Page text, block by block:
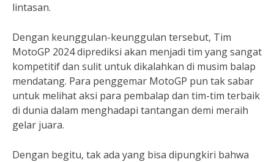
lintasan.
Dengan keunggulan-keunggulan tersebut, Tim
MotoGP 2024 diprediksi akan menjadi tim yang sangat
kompetitif dan sulit untuk dikalahkan di musim balap
mendatang. Para penggemar MotoGP pun tak sabar
untuk melihat aksi para pembalap dan tim-tim terbaik
di dunia dalam menghadapi tantangan demi meraih
gelar juara.
Dengan begitu, tak ada yang bisa dipungkiri bahwa